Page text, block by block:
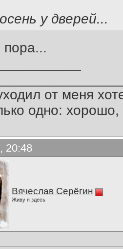
у дверей...
от меня
одно:
20:48
Вячеслав Серёгин
Живу я здесь